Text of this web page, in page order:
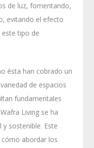
de luz, fomentando,
evitando el efecto
este tipo de
ésta han cobrado un
de espacios
fundamentales
Living se ha
sostenible. Este
abordar los